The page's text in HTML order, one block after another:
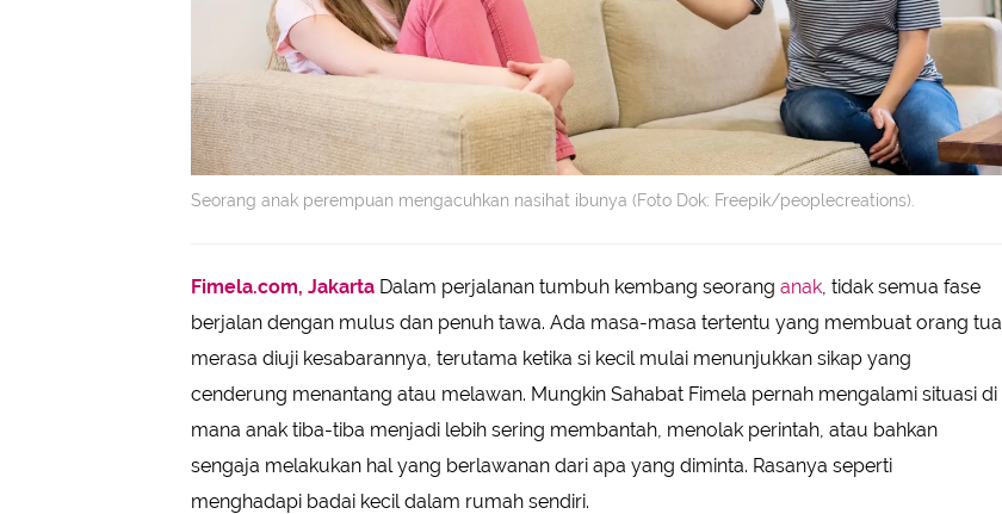
Seorang anak perempuan mengacuhkan nasihat ibunya (Foto Dok: Freepik/peoplecreations).
Fimela.com, Jakarta Dalam perjalanan tumbuh kembang seorang anak , tidak semua fase
berjalan dengan mulus dan penuh tawa. Ada masa-masa tertentu yang membuat orang tua
merasa diuji kesabarannya, terutama ketika si kecil mulai menunjukkan sikap yang
cenderung menantang atau melawan. Mungkin Sahabat Fimela pernah mengalami situasi di
mana anak tiba-tiba menjadi lebih sering membantah, menolak perintah, atau bahkan
sengaja melakukan hal yang berlawanan dari apa yang diminta. Rasanya seperti
menghadapi badai kecil dalam rumah sendiri.